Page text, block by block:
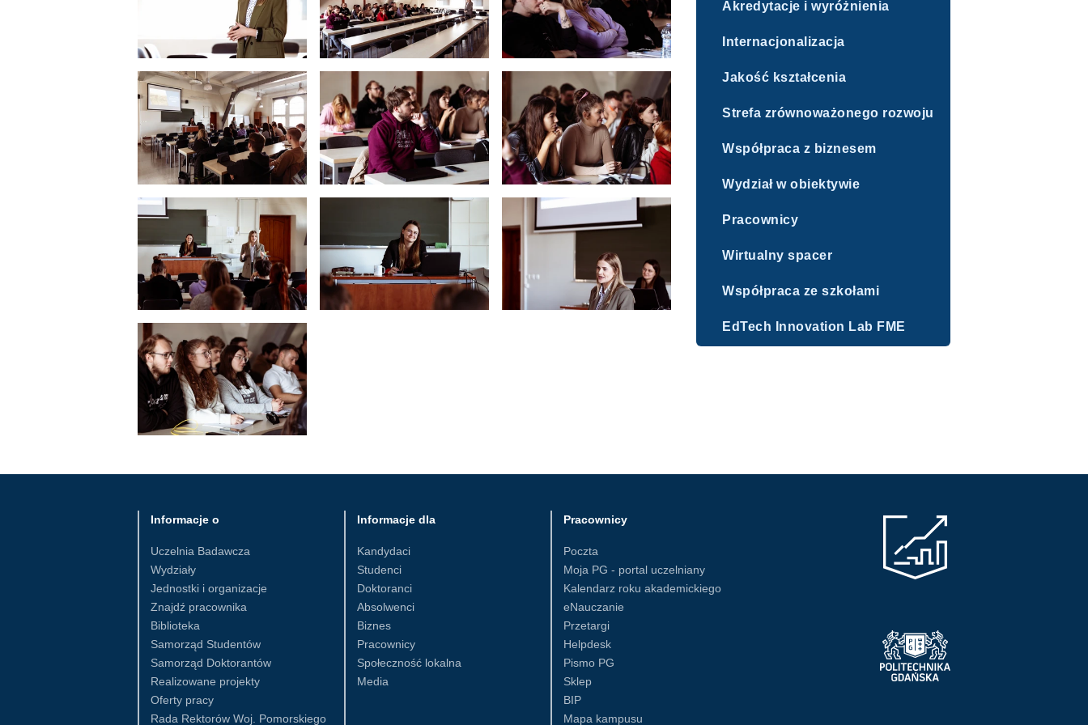
Akredytacje i wyróżnienia
Internacjonalizacja
Jakość kształcenia
Strefa zrównoważonego rozwoju
Współpraca z biznesem
Wydział w obiektywie
Pracownicy
Wirtualny spacer
Współpraca ze szkołami
EdTech Innovation Lab FME
Informacje o
Uczelnia Badawcza
Wydziały
Jednostki i organizacje
Znajdź pracownika
Biblioteka
Samorząd Studentów
Samorząd Doktorantów
Realizowane projekty
Oferty pracy
Rada Rektorów Woj. Pomorskiego
Informacje dla
Kandydaci
Studenci
Doktoranci
Absolwenci
Biznes
Pracownicy
Społeczność lokalna
Media
Pracownicy
Poczta
Moja PG - portal uczelniany
Kalendarz roku akademickiego
eNauczanie
Przetargi
Helpdesk
Pismo PG
Sklep
BIP
Mapa kampusu